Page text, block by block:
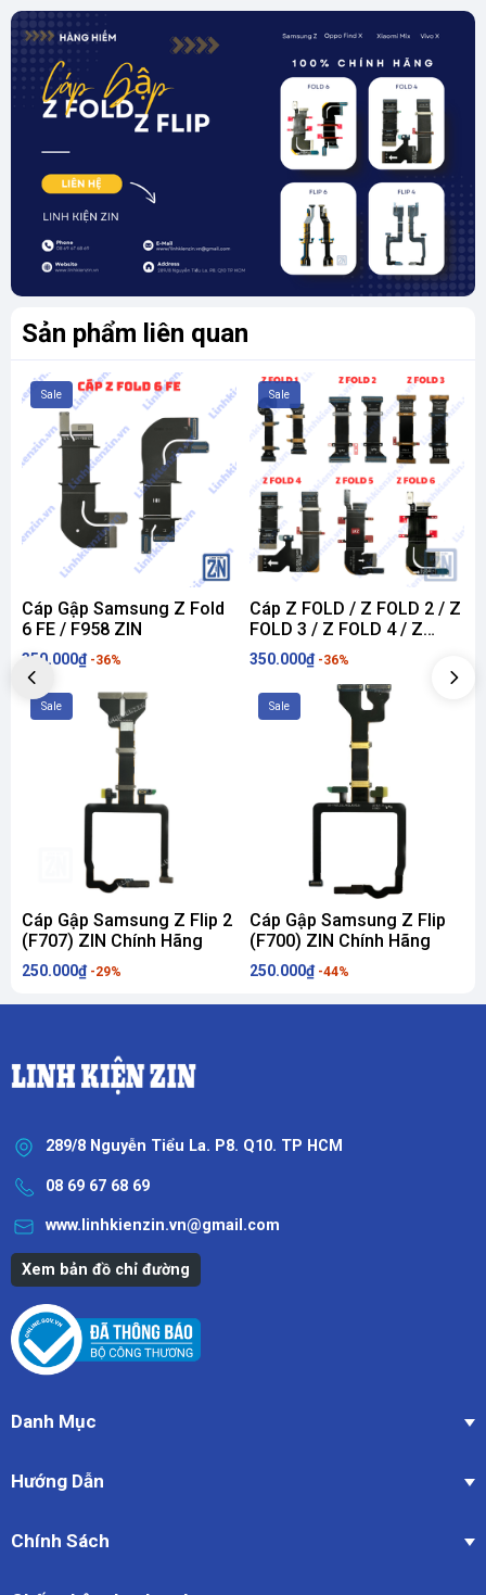
Sản phẩm liên quan
Sale
Cáp Gập Samsung Z Fold
6 FE / F958 ZIN
350.000₫ -36%
Sale
Cáp Z FOLD / Z FOLD 2 / Z
FOLD 3 / Z FOLD 4 / Z
FOLD 5 / Z FOLD 6 ZIN
350.000₫ -36%
Sale
Cáp Gập Samsung Z Flip 2
(F707) ZIN Chính Hãng
250.000₫ -29%
Sale
Cáp Gập Samsung Z Flip
(F700) ZIN Chính Hãng
250.000₫ -44%
289/8 Nguyễn Tiểu La. P8. Q10. TP HCM
08 69 67 68 69
www.linhkienzin.vn@gmail.com
Xem bản đồ chỉ đường
Danh Mục
Hướng Dẫn
Chính Sách